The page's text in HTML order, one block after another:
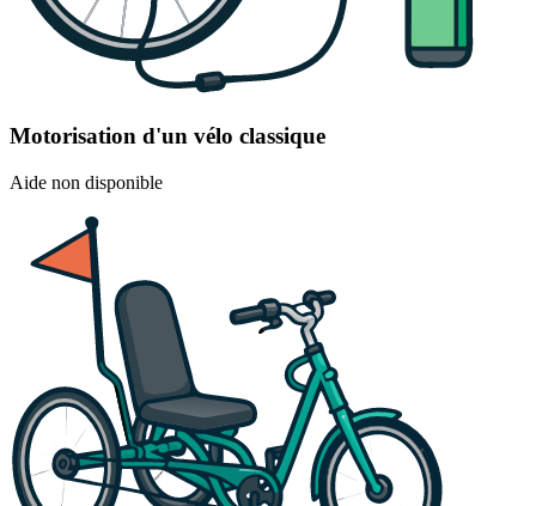
Motorisation d'un vélo classique
Aide non disponible